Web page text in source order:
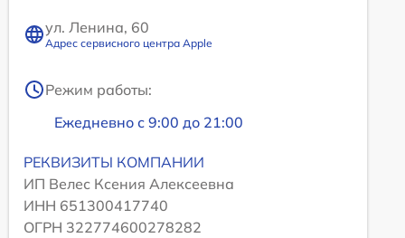
ул. Ленина, 60
Адрес сервисного центра Apple
Режим работы:
Ежедневно с 9:00 до 21:00
РЕКВИЗИТЫ КОМПАНИИ
ИП Велес Ксения Алексеевна
ИНН 651300417740
ОГРН 322774600278282